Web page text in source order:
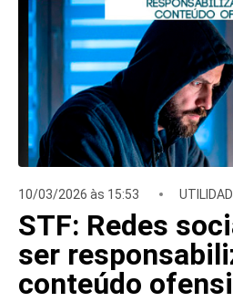
10/03/2026 às 15:53
STF: Redes
ser
conteúdo